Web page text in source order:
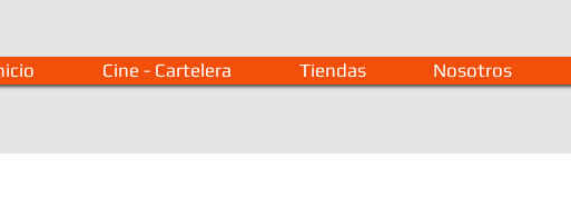
Cine - Cartelera Tiendas Nosotros